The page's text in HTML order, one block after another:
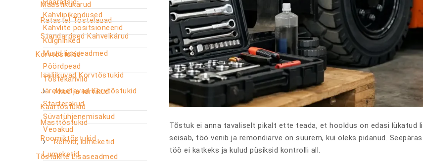
Haaratsid
Kahvlipikendused
Kahvlite positsioneerid
Külgnihked
Muud lisaseadmed
Pöördpead
Tõstekahvlid
Akud ja tarvikud
Starterakud
Süvatühjenemisakud
Veoakud
Rehvid, lumeketid
Lumeketid
Tõstuk ei anna tavaliselt pikalt ette teada, et hooldus on edasi lükatud
seisab, töö venib ja remondiarve on suurem, kui oleks pidanud.
töö ei katkeks ja kulud püsiksid kontrolli all.
Maastikukärud
Ratastel Tõstelauad
Standardsed Kahvelkärud
Korvtõstukid
Iseliikuvad Korvtõstukid
Järelveetavad Korvtõstukid
Käärtõstukid
Masttõstukid
Roomiktõstukid
Tõstukite Lisaseadmed